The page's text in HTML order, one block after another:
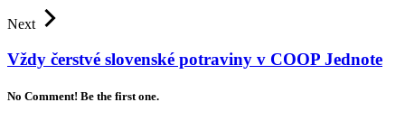
Next
Vždy čerstvé slovenské potraviny v COOP Jednote
No Comment! Be the first one.